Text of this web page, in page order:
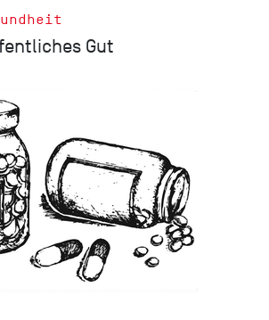
Gut